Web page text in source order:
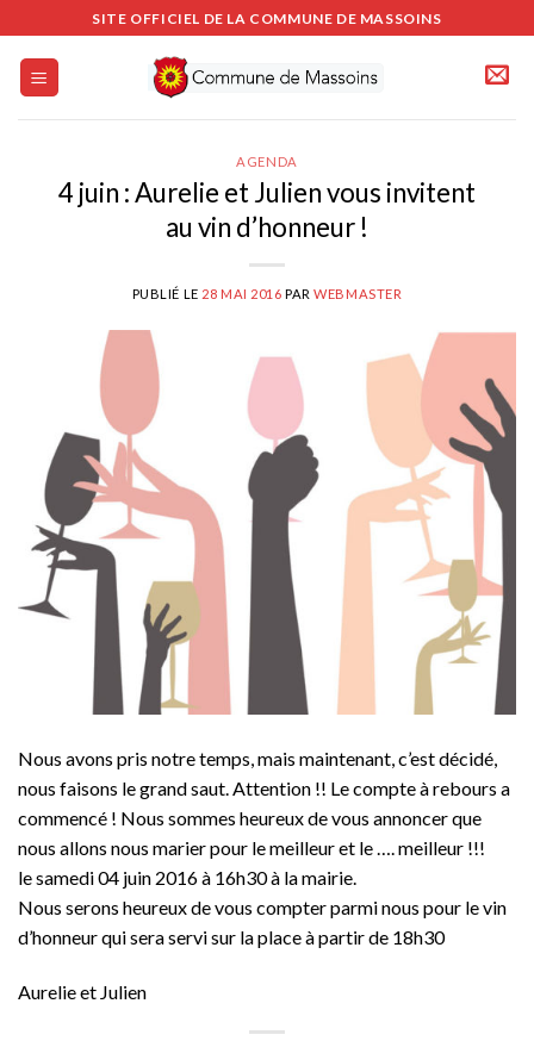
au
contenu
SITE OFFICIEL DE LA COMMUNE DE MASSOINS
AGENDA
4 juin : Aurelie et Julien vous invitent
au vin d’honneur !
PUBLIÉ LE 28 MAI 2016 PARWEBMASTER
Nous avons pris notre temps, mais maintenant, c’est décidé,
nous faisons le grand saut. Attention !! Le compte à rebours a
commencé ! Nous sommes heureux de vous annoncer que
nous allons nous marier pour le meilleur et le …. meilleur !!!
le samedi 04 juin 2016 à 16h30 à la mairie.
Nous serons heureux de vous compter parmi nous pour le vin
d’honneur qui sera servi sur la place à partir de 18h30
Aurelie et Julien